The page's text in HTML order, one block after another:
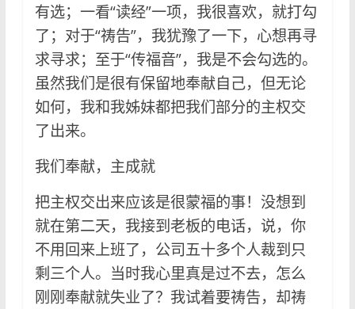
有选；一看“读经”一项，我很喜欢，就打勾
了；对于“祷告”，我犹豫了一下，心想再寻
求寻求；至于“传福音”，我是不会勾选的。
虽然我们是很有保留地奉献自己，但无论
如何，我和我姊妹都把我们部分的主权交
了出来。
我们奉献，主成就
把主权交出来应该是很蒙福的事！没想到
就在第二天，我接到老板的电话，说，你
不用回来上班了，公司五十多个人裁到只
剩三个人。当时我心里真是过不去，怎么
刚刚奉献就失业了？我试着要祷告，却祷